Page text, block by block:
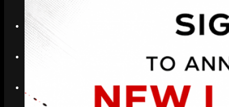
About
Contact